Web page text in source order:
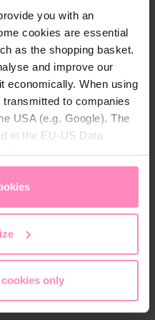
you with an
cookies are essential
as the shopping basket.
and improve our
economically. When using
to companies
USA (e.g. Google). The
in the EU-US Data
You canaccept all
cookies
setting at any time in
only
design. This sneaker is
also functional and
of high-quality
lining, it provides
experience
and replaceable
supports optimal foot
grip and high
looking for a stylish